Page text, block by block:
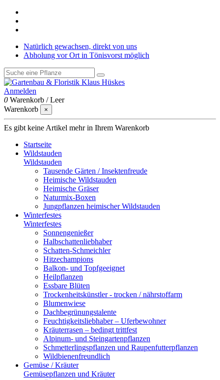
Natürlich gewachsen, direkt von uns
Abholung vor Ort in Tönisvorst möglich
Anmelden
0 Warenkorb /Leer
Warenkorb
×
Es gibt keine Artikel mehr in Ihrem Warenkorb
Startseite
Wildstauden
Wildstauden
Tausende Gärten / Insektenfreude
Heimische Wildstauden
Heimische Gräser
Naturmix-Boxen
Jungpflanzen heimischer Wildstauden
Winterfestes
Winterfestes
Sonnengenießer
Halbschattenliebhaber
Schatten-Schmeichler
Hitzechampions
Balkon- und Topfgeeignet
Heilpflanzen
Essbare Blüten
Trockenheitskünstler - trocken / nährstoffarm
Blumenwiese
Dachbegrünungstalente
Feuchtigkeitsliebhaber – Uferbewohner
Kräuterrasen – bedingt trittfest
Alpinum- und Steingartenpflanzen
Schmetterlingspflanzen und Raupenfutterpflanzen
Wildbienenfreundlich
Gemüse / Kräuter
Gemüsepflanzen und Kräuter